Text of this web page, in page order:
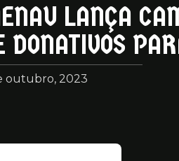
LANÇA
DONATIVOS
outubro, 2023